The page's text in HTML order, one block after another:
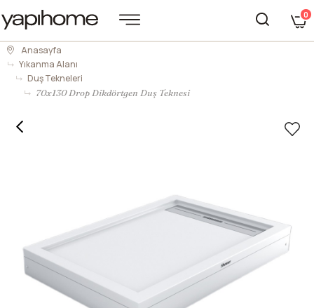
0
Anasayfa
Yıkanma Alanı
Duş Tekneleri
70x130 Drop Dikdörtgen Duş Teknesi